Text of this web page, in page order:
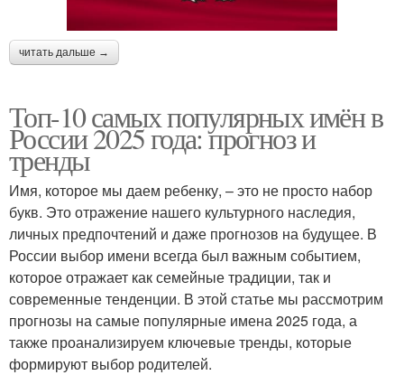
читать дальше →
Топ-10 самых популярных имён в
России 2025 года: прогноз и
тренды
Имя, которое мы даем ребенку, – это не просто набор
букв. Это отражение нашего культурного наследия,
личных предпочтений и даже прогнозов на будущее. В
России выбор имени всегда был важным событием,
которое отражает как семейные традиции, так и
современные тенденции. В этой статье мы рассмотрим
прогнозы на самые популярные имена 2025 года, а
также проанализируем ключевые тренды, которые
формируют выбор родителей.